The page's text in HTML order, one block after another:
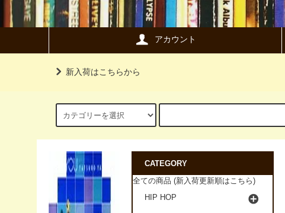
アカウント
新入荷はこちらから
CATEGORY
全ての商品 (新入荷更新順はこちら)
HIP HOP